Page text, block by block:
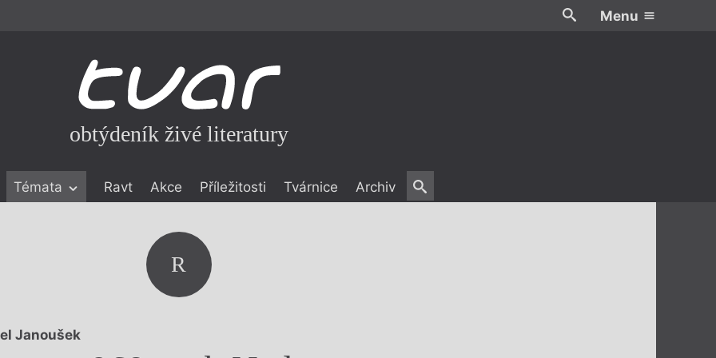
Menu
obtýdeník živé literatury
Témata Ravt Akce Příležitosti Tvárnice Archiv
R
Janoušek